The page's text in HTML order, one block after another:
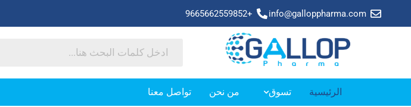
info@galloppharma.com
+9665662559852
الرئيسية تسوق من نحن تواصل معنا